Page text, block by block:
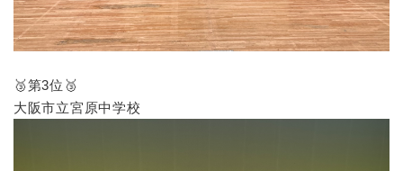
🥉第3位🥉
大阪市立宮原中学校